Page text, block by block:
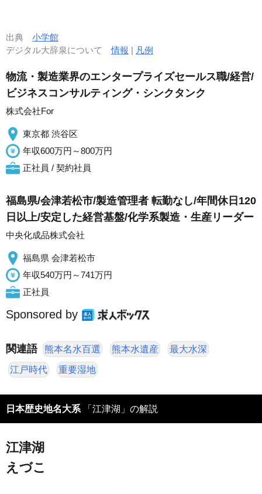
出典 小学館
デジタル大辞泉について情報 | 凡例
物流・製造業界のエンタープライズセールス職/経営/
ビジネスコンサルティング・シンクタンク
株式会社For
東京都 渋谷区
年収600万円～800万円
正社員 / 契約社員
福島県/会津若松市/製造管理者 転勤なし/年間休日120
日以上/安定した経営基盤/化学系製造・生産リーダー
中央化成品株式会社
福島県 会津若松市
年収540万円～741万円
正社員
Sponsored by
関連語 熊本名水百選 熊本水遺産 最大水深
江戸時代 重要湿地
日本歴史地名大系 「江津湖」の解説
江津湖
えづこ